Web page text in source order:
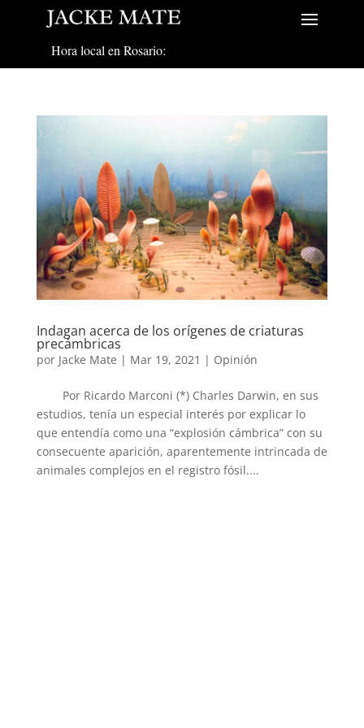
Hora local en Rosario:
Indagan acerca de los orígenes de criaturas
precámbricas
por Jacke Mate | Mar 19, 2021 | Opinión
Por Ricardo Marconi (*) Charles Darwin, en sus
estudios, tenía un especial interés por explicar lo
que entendía como una “explosión cámbrica” con su
consecuente aparición, aparentemente intrincada de
animales complejos en el registro fósil....